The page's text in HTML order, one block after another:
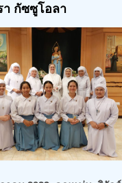
า กัซซูโอลา